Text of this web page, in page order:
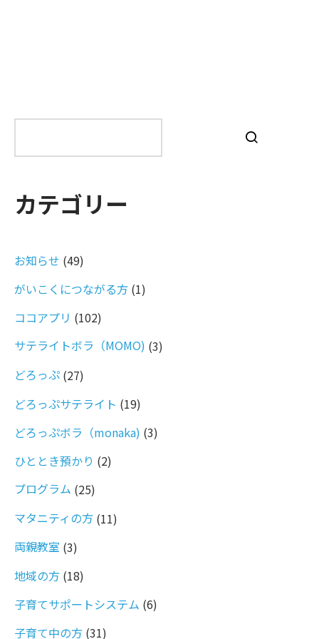
カテゴリー
お知らせ (49)
がいこくにつながる方 (1)
ココアプリ (102)
サテライトボラ（MOMO) (3)
どろっぷ (27)
どろっぷサテライト (19)
どろっぷボラ（monaka) (3)
ひととき預かり (2)
プログラム (25)
マタニティの方 (11)
両親教室 (3)
地域の方 (18)
子育てサポートシステム (6)
子育て中の方 (31)